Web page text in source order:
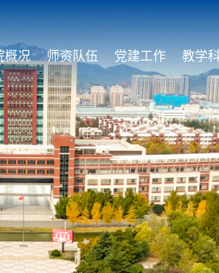
概况 师资队伍 党建工作 教学